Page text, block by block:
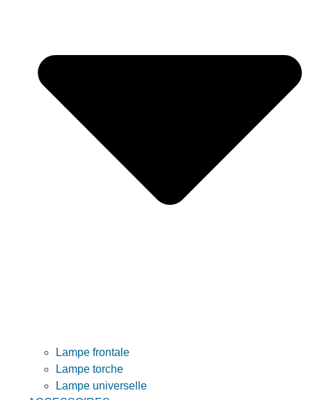
Lampe frontale
Lampe torche
Lampe universelle